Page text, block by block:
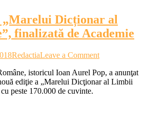
„Marelui Dicționar al
finalizată de Academie
RedactiaLeave a Commenton
nouă
ediție
istoricul Ioan Aurel Pop, a anunţat
ediţie a „Marelui Dicţionar al Limbii
peste 170.000 de cuvinte.